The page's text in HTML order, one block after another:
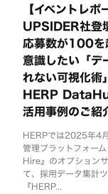
【イベントレポ
UPSIDER社登
応募数が100を
意識したい「デ
れない可視化術
HERP
活用事例のご紹
HERPでは2025年4
管理プラットフォー
Hire』のオプション
て、採用データ集計
『HERP...